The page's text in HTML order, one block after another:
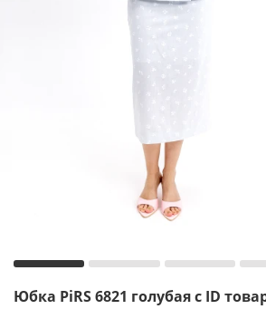
Юбка PiRS 6821 голубая с ID